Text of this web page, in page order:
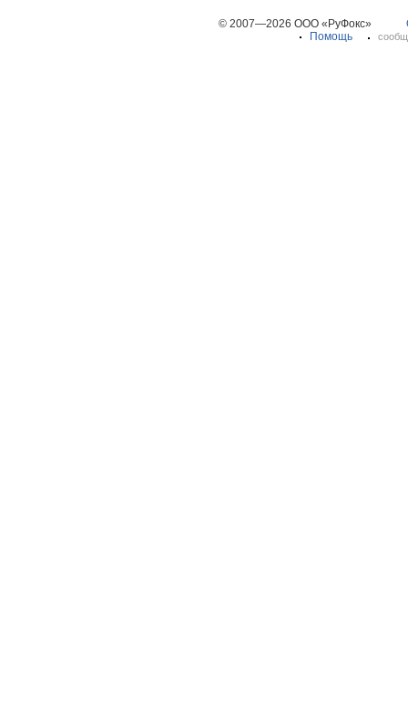
© 2007—2026 ООО «РуФокс»
Помощь